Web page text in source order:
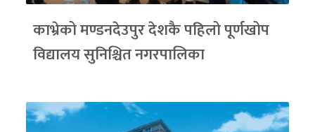
काभ्रेको मण्डनदेउपुर देशकै पहिलो पूर्णखोप
विद्यालय सुनिश्चित नगरपालिका